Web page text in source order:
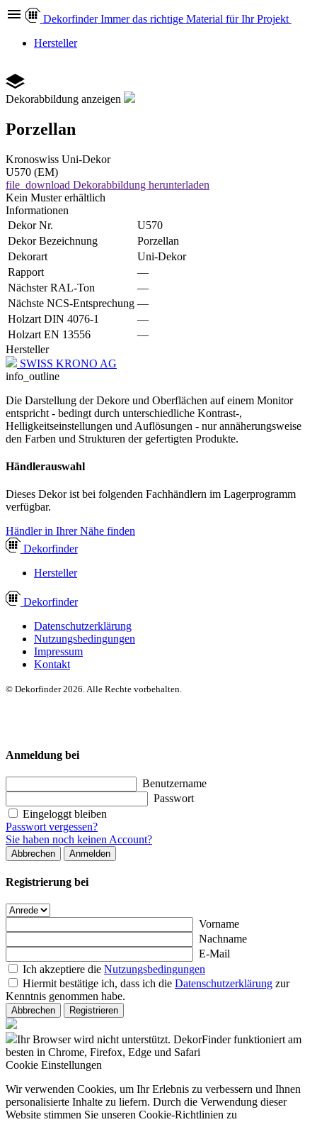
Dekorfinder Immer das richtige Material für Ihr Projekt
Hersteller
Dekorabbildung anzeigen
Porzellan
Kronoswiss Uni-Dekor
U570 (EM)
file_download Dekorabbildung herunterladen
Kein Muster erhältlich
Informationen
Dekor Nr.
U570
Dekor Bezeichnung
Porzellan
Dekorart
Uni-Dekor
Rapport
—
Nächster RAL-Ton
—
Nächste NCS-Entsprechung —
Holzart DIN 4076-1
—
Holzart EN 13556
—
Hersteller
SWISS KRONO AG
info_outline
Die Darstellung der Dekore und Oberflächen auf einem Monitor
entspricht - bedingt durch unterschiedliche Kontrast-,
Helligkeitseinstellungen und Auflösungen - nur annäherungsweise
den Farben und Strukturen der gefertigten Produkte.
Händlerauswahl
Dieses Dekor ist bei folgenden Fachhändlern im Lagerprogramm
verfügbar.
Händler in Ihrer Nähe finden
Dekorfinder
Hersteller
Dekorfinder
Datenschutzerklärung
Nutzungsbedingungen
Impressum
Kontakt
© Dekorfinder 2026. Alle Rechte vorbehalten.
Anmeldung bei
Benutzername
Passwort
Eingeloggt bleiben
Passwort vergessen?
Sie haben noch keinen Account?
Abbrechen Anmelden
Registrierung bei
Vorname
Nachname
E-Mail
Ich akzeptiere die Nutzungsbedingungen
Hiermit bestätige ich, dass ich die Datenschutzerklärung zur
Kenntnis genommen habe.
Abbrechen Registrieren
Ihr Browser wird nicht unterstützt. DekorFinder funktioniert am
besten in Chrome, Firefox, Edge und Safari
Cookie Einstellungen
Wir verwenden Cookies, um Ihr Erlebnis zu verbessern und Ihnen
personalisierte Inhalte zu liefern. Durch die Verwendung dieser
Website stimmen Sie unseren Cookie-Richtlinien zu